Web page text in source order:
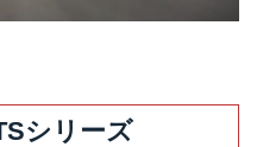
シリーズ